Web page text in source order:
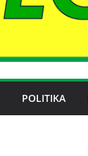
POLITIKA